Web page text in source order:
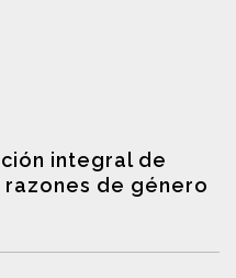
integral de
de género